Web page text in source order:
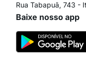
Rua Tabapuã, 743 -
Baixe nosso app